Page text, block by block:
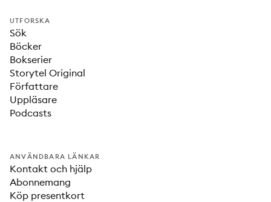
UTFORSKA
Sök
Böcker
Bokserier
Storytel Original
Författare
Uppläsare
Podcasts
ANVÄNDBARA LÄNKAR
Kontakt och hjälp
Abonnemang
Köp presentkort